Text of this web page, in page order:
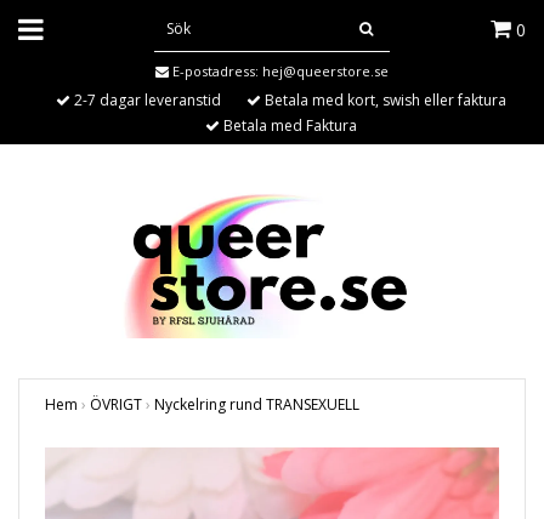
0
E-postadress: hej@queerstore.se
2-7 dagar leveranstid
Betala med kort, swish eller faktura
Betala med Faktura
Hem › ÖVRIGT› Nyckelring rund TRANSEXUELL